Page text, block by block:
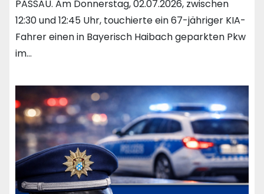
PASSAU. Am Donnerstag, 02.07.2026, zwischen
12:30 und 12:45 Uhr, touchierte ein 67-jähriger KIA-
Fahrer einen in Bayerisch Haibach geparkten Pkw
im…